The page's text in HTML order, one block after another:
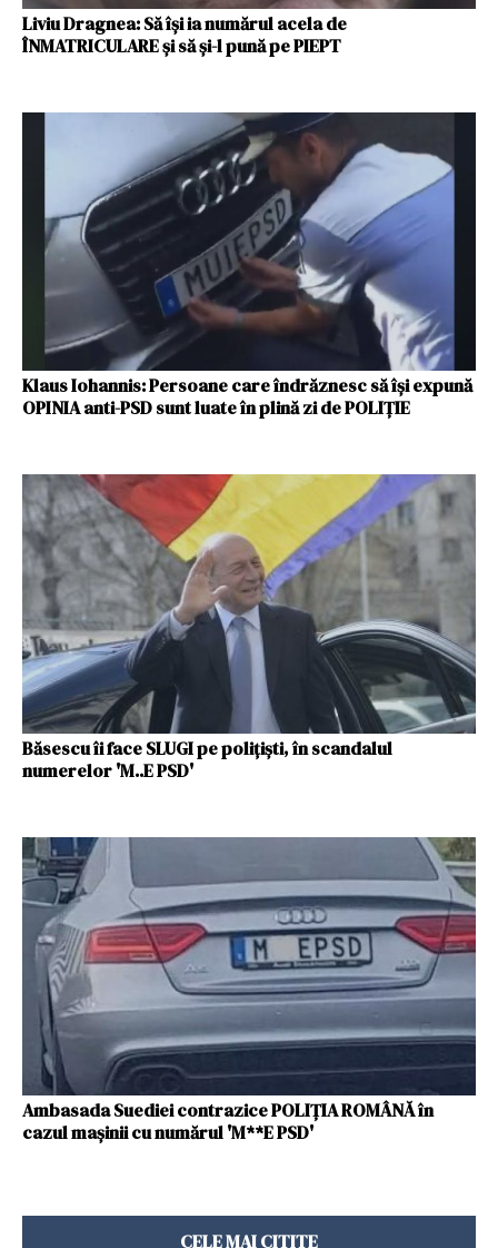
Liviu Dragnea: Să îşi ia numărul acela de
ÎNMATRICULARE şi să şi-l pună pe PIEPT
Klaus Iohannis: Persoane care îndrăznesc să își expună
OPINIA anti-PSD sunt luate în plină zi de POLIȚIE
Băsescu îi face SLUGI pe polițiști, în scandalul
numerelor 'M..E PSD'
Ambasada Suediei contrazice POLIŢIA ROMÂNĂ în
cazul mașinii cu numărul 'M**E PSD'
CELE MAI CITITE